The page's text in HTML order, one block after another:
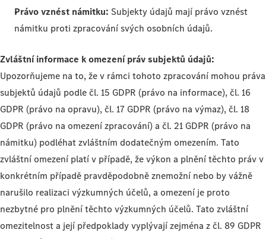
Právo vznést námitku: Subjekty údajů mají právo vznést
námitku proti zpracování svých osobních údajů.
Zvláštní informace k omezení práv subjektů údajů:
Upozorňujeme na to, že v rámci tohoto zpracování mohou práva
subjektů údajů podle čl. 15 GDPR (právo na informace), čl. 16
GDPR (právo na opravu), čl. 17 GDPR (právo na výmaz), čl. 18
GDPR (právo na omezení zpracování) a čl. 21 GDPR (právo na
námitku) podléhat zvláštním dodatečným omezením. Tato
zvláštní omezení platí v případě, že výkon a plnění těchto práv v
konkrétním případě pravděpodobně znemožní nebo by vážně
narušilo realizaci výzkumných účelů, a omezení je proto
nezbytné pro plnění těchto výzkumných účelů. Tato zvláštní
omezitelnost a její předpoklady vyplývají zejména z čl. 89 GDPR